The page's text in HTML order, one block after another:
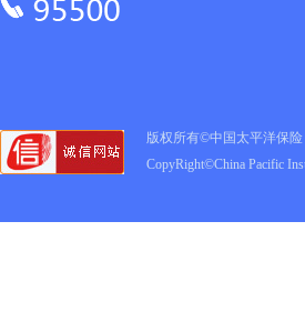
版权所有©中国太平洋保
CopyRight©China Pacific